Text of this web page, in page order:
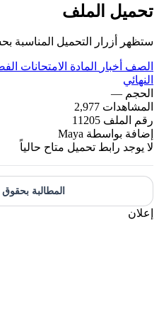
تحميل الملف
ستظهر أزرار التحميل المناسبة
الصف أخبار المادة الامتحانات
النهائي
الحجم —
المشاهدات 2,977
رقم الملف 11205
إضافة بواسطة Maya
لا يوجد رابط تحميل متاح حالياً
المطالبة بحقوق
إعلان